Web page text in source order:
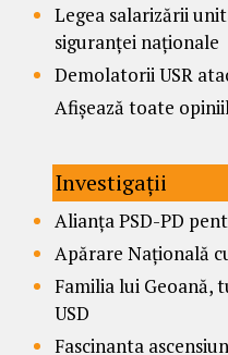
Legea salarizării
siguranței naționale
Demolatorii USR
Afișează toate
Investigații
Alianța PSD-PD
Apărare Națională
Familia lui Geoană,
USD
Fascinanta